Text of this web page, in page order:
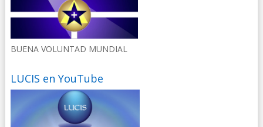
BUENA VOLUNTAD MUNDIAL
LUCIS en YouTube